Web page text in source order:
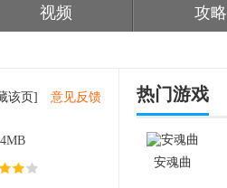
视频 攻略
该页] 意见反馈 热门游戏
安魂曲